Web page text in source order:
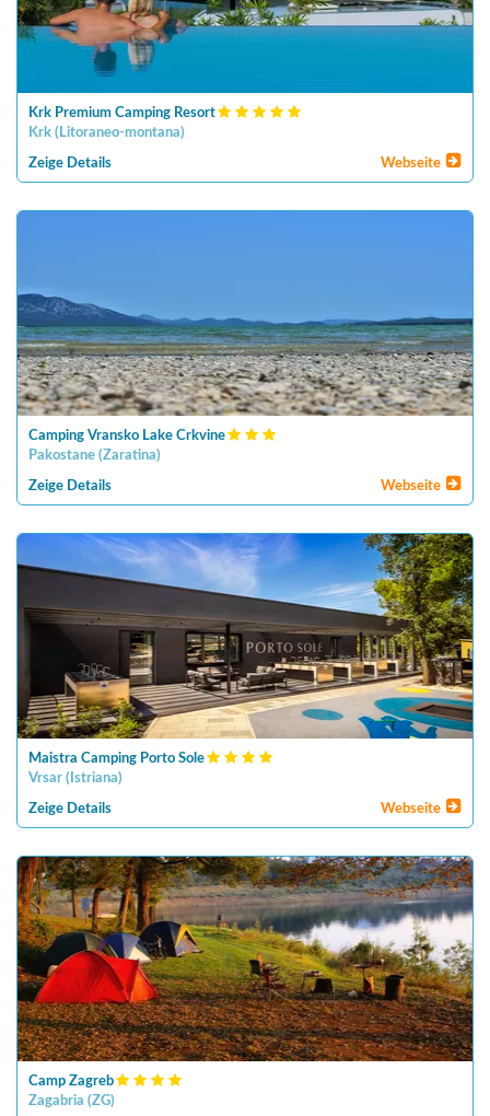
Krk Premium Camping Resort
Krk ( Litoraneo-montana)
Zeige Details Webseite
Camping Vransko Lake Crkvine
Pakostane (Zaratina)
Zeige Details Webseite
Maistra Camping Porto Sole
Vrsar ( Istriana)
Zeige Details Webseite
Camp Zagreb
Zagabria (ZG)